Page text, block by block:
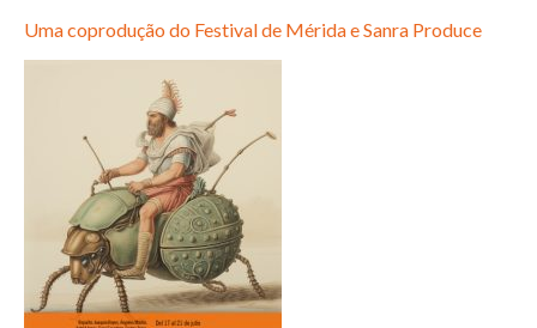
Uma coprodução do Festival de Mérida e Sanra Produce